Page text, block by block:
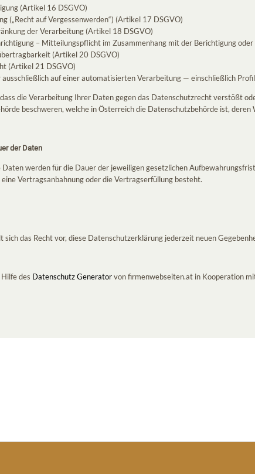
(Artikel 16 DSGVO)
(„Recht auf Vergessenwerden“) (Artikel 17 DSGVO)
der Verarbeitung (Artikel 18 DSGVO)
– Mitteilungspflicht im Zusammenhang mit der Berichtigung
(Artikel 20 DSGVO)
(Artikel 21 DSGVO)
ausschließlich auf einer automatisierten Verarbeitung — einschließlich
die Verarbeitung Ihrer Daten gegen das Datenschutzrecht verstößt
beschweren, welche in Österreich die Datenschutzbehörde ist, deren
der Daten
Daten werden für die Dauer der jeweiligen gesetzlichen
Vertragsanbahnung oder die Vertragserfüllung besteht.
sich das Recht vor, diese Datenschutzerklärung jederzeit neuen
des Datenschutz Generator von firmenwebseiten.at in Kooperation